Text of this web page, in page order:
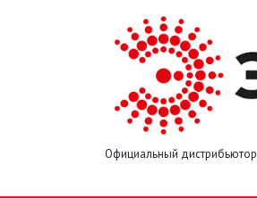
Официальный